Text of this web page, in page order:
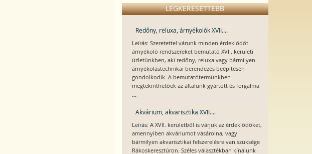
LEGKERESETTEBB
Redőny, reluxa, árnyékolók XVII....
Leírás: Szeretettel várunk minden érdeklődőt
árnyékoló rendszereket bemutató XVII. kerületi
üzletünkben, aki redőny, reluxa vagy bármilyen
árnyékolástechnikai berendezés beépítésén
gondolkodik. A bemutatótermünkben
megtekinthetőek az általunk gyártott és forgalma
...
Akvárium, akvarisztika XVII....
Leírás: A XVII. kerületből is várjuk az érdeklődőket,
amennyiben akváriumot vásárolna, vagy
bármilyen akvarisztikai felszerelésre van szüksége
Rákoskeresztúron. Széles választékban kínálunk